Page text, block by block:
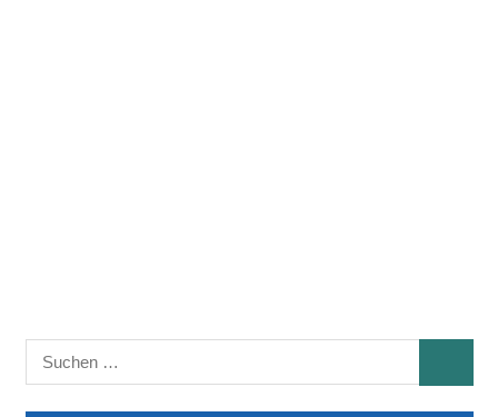
Suchen
nach: